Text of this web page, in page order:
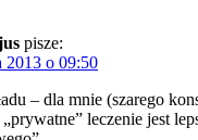
pisze:
2013 o 09:50
– dla mnie (szarego
leczenie jest